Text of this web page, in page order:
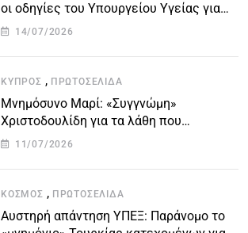
οι οδηγίες του Υπουργείου Υγείας για
τις υψηλές θερμοκρασίες
14/07/2026
ΚΎΠΡΟΣ , ΠΡΩΤΟΣΈΛΙΔΑ
Μνημόσυνο Μαρί: «Συγγνώμη»
Χριστοδουλίδη για τα λάθη που
οδήγησαν στην τραγωδία
11/07/2026
ΚΌΣΜΟΣ , ΠΡΩΤΟΣΈΛΙΔΑ
Αυστηρή απάντηση ΥΠΕΞ: Παράνομο το